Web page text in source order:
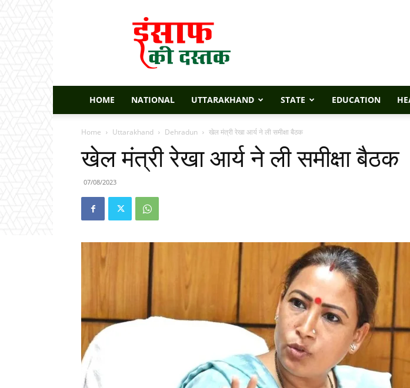
Insaaf
Ki
Dastak
HOME NATIONAL UTTARAKHAND STATE EDUCATION
Home Uttarakhand Dehradun खेल मंत्री रेखा आर्य ने ली समीक्षा बैठक
खेल मंत्री रेखा आर्य ने ली समीक्षा बैठक
07/08/2023